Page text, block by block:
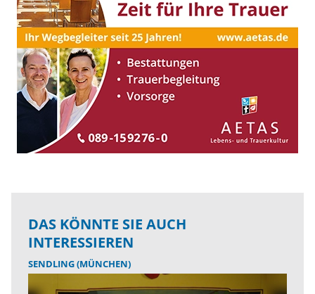
DAS KÖNNTE SIE AUCH
INTERESSIEREN
SENDLING (MÜNCHEN)